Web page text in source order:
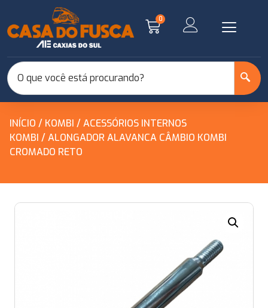
0
INÍCIO / KOMBI /ACESSÓRIOS INTERNOS
KOMBI / ALONGADOR ALAVANCA CÂMBIO KOMBI
CROMADO RETO